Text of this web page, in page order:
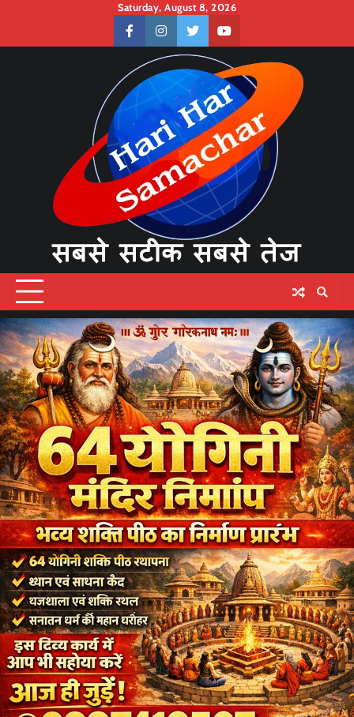
content
Saturday, August 8, 2026
facebookinstagramtwitteryoutube